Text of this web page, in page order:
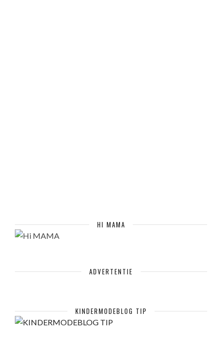
HI MAMA
ADVERTENTIE
KINDERMODEBLOG TIP